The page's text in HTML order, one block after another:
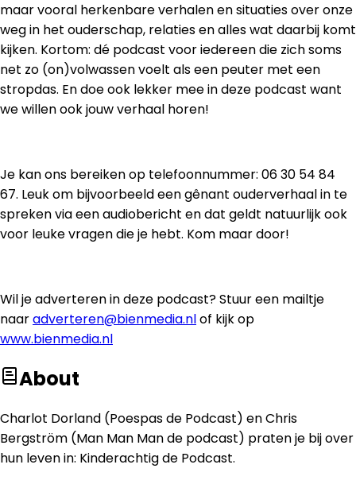
maar vooral herkenbare verhalen en situaties over onze
weg in het ouderschap, relaties en alles wat daarbij komt
kijken. Kortom: dé podcast voor iedereen die zich soms
net zo (on)volwassen voelt als een peuter met een
stropdas. En doe ook lekker mee in deze podcast want
we willen ook jouw verhaal horen!
Je kan ons bereiken op telefoonnummer: 06 30 54 84
67. Leuk om bijvoorbeeld een gênant ouderverhaal in te
spreken via een audiobericht en dat geldt natuurlijk ook
voor leuke vragen die je hebt. Kom maar door!
Wil je adverteren in deze podcast? Stuur een mailtje
naaradverteren@bienmedia.nlof kijk op
www.bienmedia.nl
About
Charlot Dorland (Poespas de Podcast) en Chris
Bergström (Man Man Man de podcast) praten je bij over
hun leven in: Kinderachtig de Podcast.